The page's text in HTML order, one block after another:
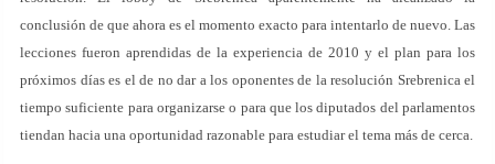
conclusión de que ahora es el momento exacto para intentarlo de nuevo. Las
lecciones fueron aprendidas de la experiencia de 2010 y el plan para los
próximos días es el de no dar a los oponentes de la resolución Srebrenica el
tiempo suficiente para organizarse o para que los diputados del parlamentos
tiendan hacia una oportunidad razonable para estudiar el tema más de cerca.